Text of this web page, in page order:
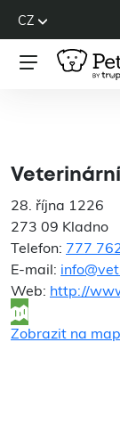
CZ
Veterinární
28. října 1226
273 09 Kladno
Telefon: 777
E-mail:
Web: http://
Zobrazit na